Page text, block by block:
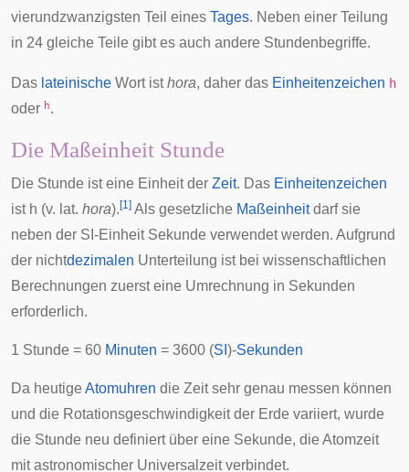
vierundzwanzigsten Teil eines Tages. Neben einer Teilung
in 24 gleiche Teile gibt es auch andere Stundenbegriffe.
Das lateinische Wort isthora, daher das Einheitenzeichen h
oder h.
Die Maßeinheit Stunde
Die Stunde ist eine Einheit der Zeit. Das Einheitenzeichen
ist h (v. lat. hora). [1] Als gesetzliche Maßeinheitdarf sie
neben der SI-Einheit Sekunde verwendet werden. Aufgrund
der nichtdezimalen Unterteilung ist bei wissenschaftlichen
Berechnungen zuerst eine Umrechnung in Sekunden
erforderlich.
1 Stunde = 60 Minuten = 3600 (SI )-Sekunden
Da heutige Atomuhren die Zeit sehr genau messen können
und die Rotationsgeschwindigkeit der Erde variiert, wurde
die Stunde neu definiert über eine Sekunde, die Atomzeit
mit astronomischer Universalzeitverbindet.